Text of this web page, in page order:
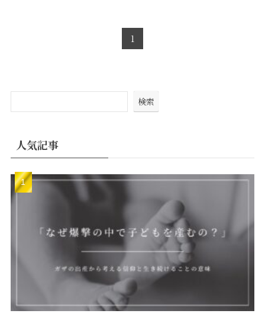
1
検索
人気記事